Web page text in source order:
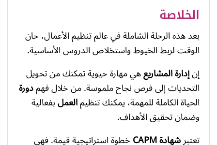
الخلاصة
بعد هذه الرحلة الشاملة في عالم تنظيم الأعمال، حان
الوقت لربط الخيوط واستخلاص الدروس الأساسية.
إنإدارة المشاريعهي مهارة حيوية تمكنك من تحويل
التحديات إلى فرص نجاح ملموسة. من خلال فهمدورة
الحياة الكاملة للمهمة، يمكنك تنظيمالعملبفعالية
وضمان تحقيق الأهداف.
تعتبرشهادة CAPM خطوة استراتيجية قيمة. فهي